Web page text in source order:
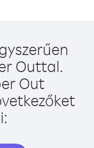
Outtal.
Out